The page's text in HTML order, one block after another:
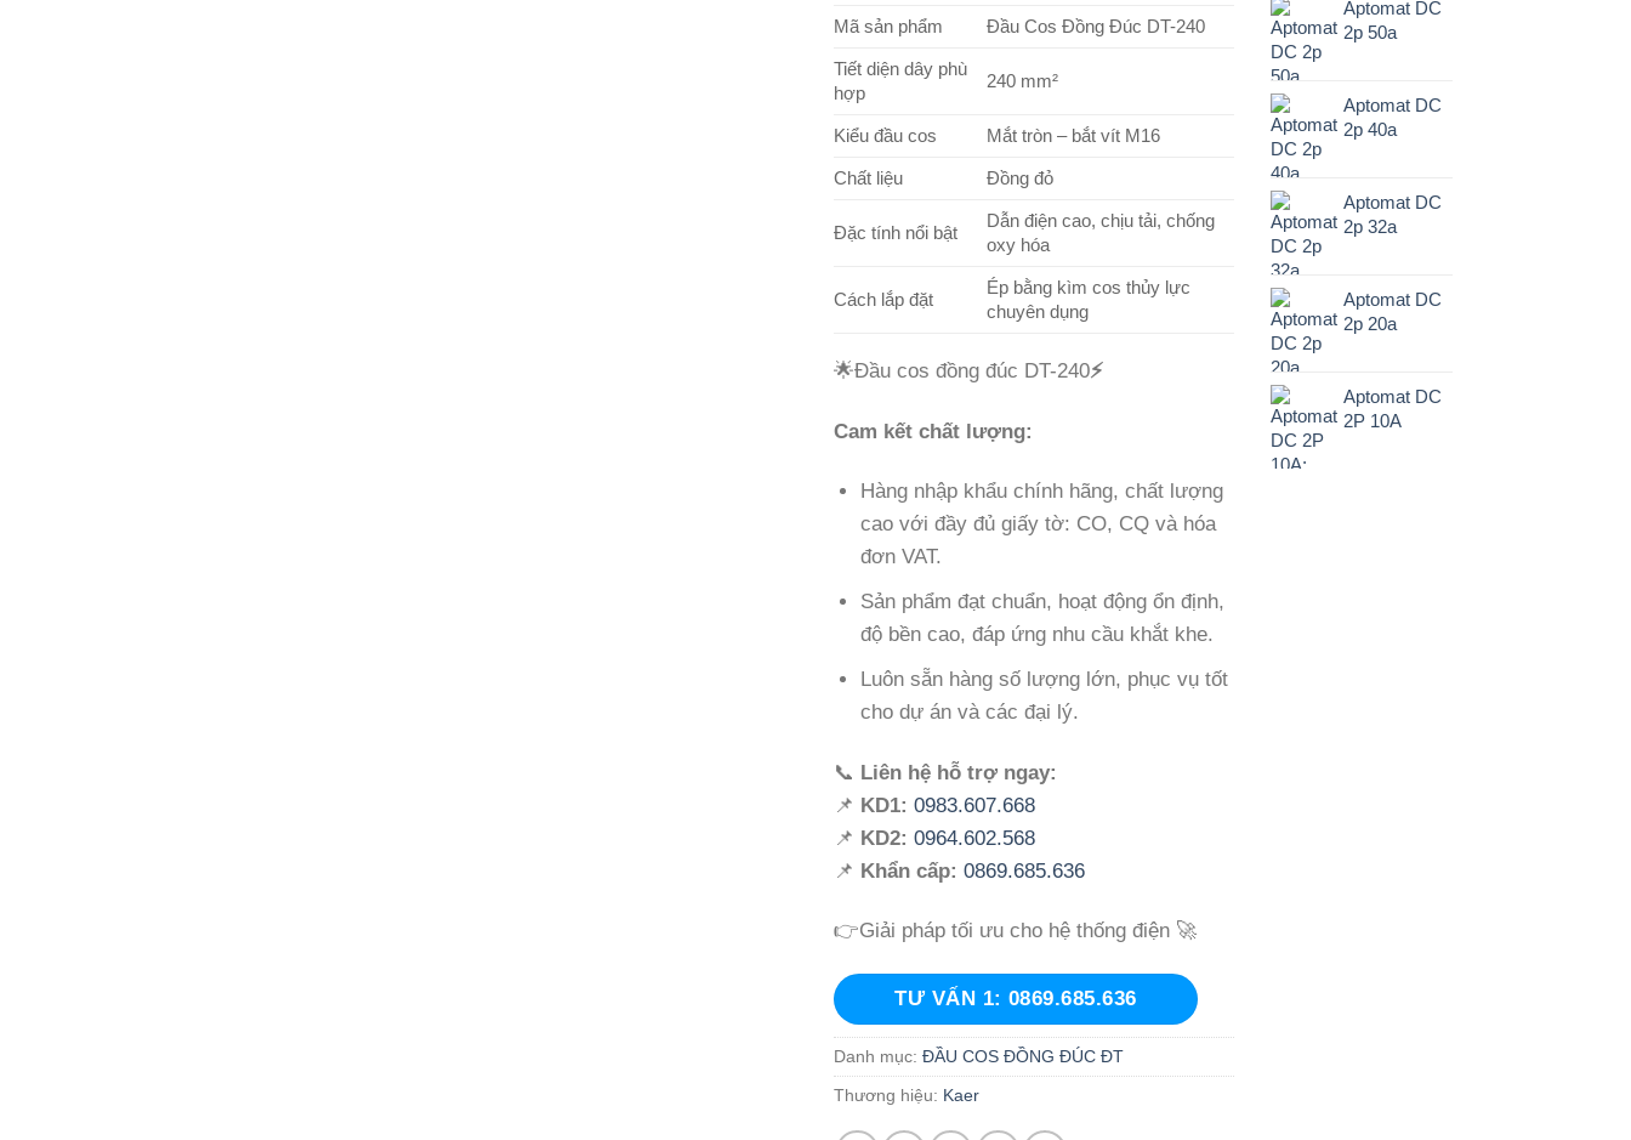
Mã sản phẩm
Đầu Cos Đồng Đúc DT-240
Tiết diện dây phù
hợp
240 mm²
Kiểu đầu cos Mắt tròn – bắt vít M16
Chất liệu Đồng đỏ
Đặc tính nổi bật
Dẫn điện cao, chịu tải, chống
oxy hóa
Cách lắp đặt
Ép bằng kìm cos thủy lực
chuyên dụng
🌟Đầu cos đồng đúc DT-240⚡
Cam kết chất lượng:
Hàng nhập khẩu chính hãng, chất lượng
cao với đầy đủ giấy tờ: CO, CQ và hóa
đơn VAT.
Sản phẩm đạt chuẩn, hoạt động ổn định,
độ bền cao, đáp ứng nhu cầu khắt khe.
Luôn sẵn hàng số lượng lớn, phục vụ tốt
cho dự án và các đại lý.
📞 Liên hệ hỗ trợ ngay:
📌 KD1: 0983.607.668
📌 KD2: 0964.602.568
📌 Khẩn cấp: 0869.685.636
👉Giải pháp tối ưu cho hệ thống điện 🚀
TƯ VẤN 1: 0869.685.636
Danh mục: ĐẦU COS ĐỒNG ĐÚC ĐT
Thương hiệu: Kaer
Aptomat DC
2p 50a
Aptomat DC
2p 40a
Aptomat DC
2p 32a
Aptomat DC
2p 20a
Aptomat DC
2P 10A